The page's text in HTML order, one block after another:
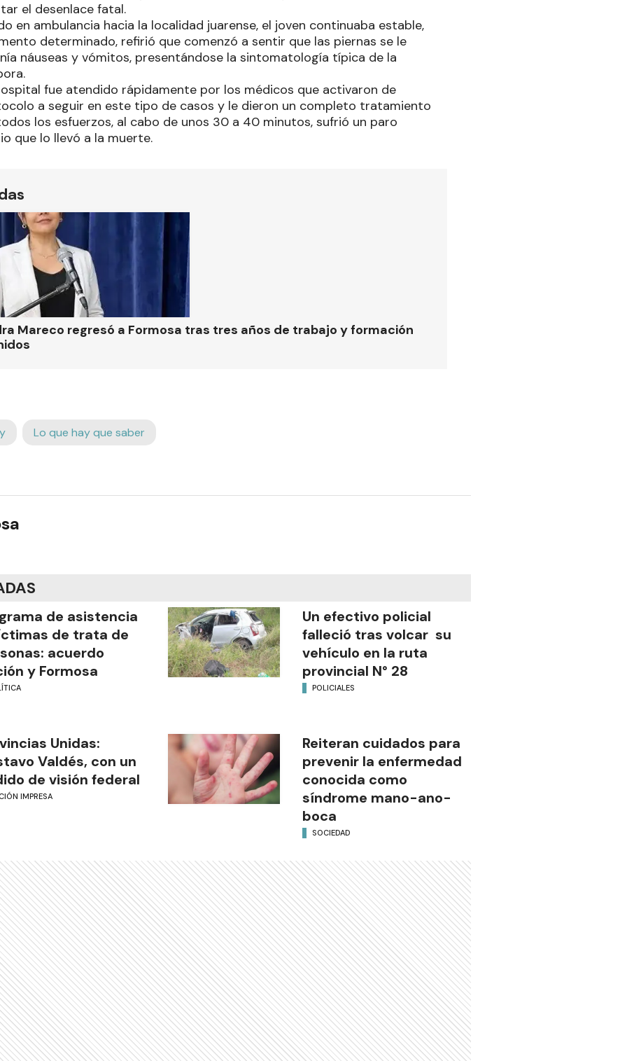
el desenlace fatal.
en ambulancia hacia la localidad juarense, el joven continuaba estable,
determinado, refirió que comenzó a sentir que las piernas se le
náuseas y vómitos, presentándose la sintomatología típica de la
fue atendido rápidamente por los médicos que activaron de
a seguir en este tipo de casos y le dieron un completo tratamiento
los esfuerzos, al cabo de unos 30 a 40 minutos, sufrió un paro
que lo llevó a la muerte.
Mareco regresó a Formosa tras tres años de trabajo y formación
Lo que hay que saber
de asistencia
de trata de
acuerdo
y Formosa
Un efectivo policial
falleció tras volcar su
vehículo en la ruta
provincial N° 28
POLICIALES
Unidas:
Valdés, con un
de visión federal
IMPRESA
Reiteran cuidados para
prevenir la enfermedad
conocida como
síndrome mano-ano-
boca
SOCIEDAD